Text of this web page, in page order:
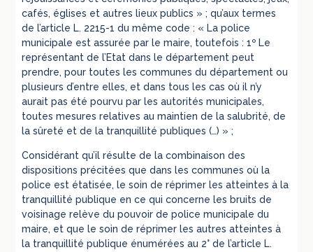
cafés, églises et autres lieux publics » ; qu’aux termes
de l’article L. 2215-1 du même code : « La police
municipale est assurée par le maire, toutefois : 1º Le
représentant de l’Etat dans le département peut
prendre, pour toutes les communes du département ou
plusieurs d’entre elles, et dans tous les cas où il n’y
aurait pas été pourvu par les autorités municipales,
toutes mesures relatives au maintien de la salubrité, de
la sûreté et de la tranquillité publiques (…) » ;
Considérant qu’il résulte de la combinaison des
dispositions précitées que dans les communes où la
police est étatisée, le soin de réprimer les atteintes à la
tranquillité publique en ce qui concerne les bruits de
voisinage relève du pouvoir de police municipale du
maire, et que le soin de réprimer les autres atteintes à
la tranquillité publique énumérées au 2° de l’article L.